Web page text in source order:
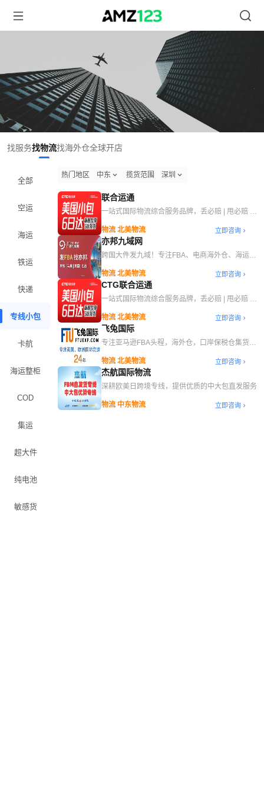
找服务找物流找海外仓全球开店
全部
空运
海运
铁运
快递
专线小包
卡航
海运整柜
COD
集运
超大件
纯电池
敏感货
热门地区 中东 揽货范围 深圳
联合运通
一站式国际物流综合服务品牌，丢必赔 | 甩必赔 |
物流 北美物流
立即咨询
亦邦九域网
跨国大件发九域！专注FBA、电商海外仓、海运拼
物流 北美物流
立即咨询
CTG联合运通
一站式国际物流综合服务品牌，丢必赔 | 甩必赔 |
物流 北美物流
立即咨询
飞兔国际
专注亚马逊FBA头程，海外仓，口岸保税仓集货等
物流 北美物流
立即咨询
杰航国际物流
深耕欧美日跨境专线，提供优质的中大包直发服务
物流 中东物流 立即咨询